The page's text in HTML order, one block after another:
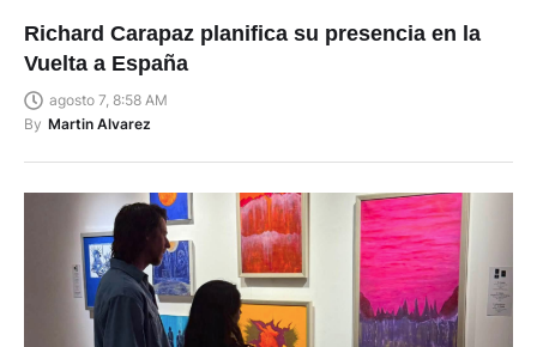
Richard Carapaz planifica su presencia en la
Vuelta a España
agosto 7, 8:58 AM
By Martin Alvarez